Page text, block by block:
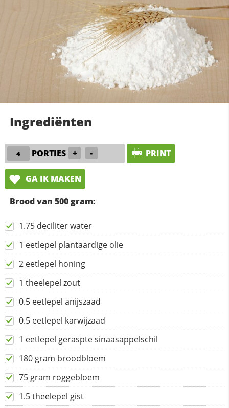
Ingrediënten
PORTIES + - PRINT
GA IK MAKEN
Brood van 500 gram:
1.75 deciliter water
1 eetlepel plantaardige olie
2 eetlepel honing
1 theelepel zout
0.5 eetlepel anijszaad
0.5 eetlepel karwijzaad
1 eetlepel geraspte sinaasappelschil
180 gram broodbloem
75 gram roggebloem
1.5 theelepel gist